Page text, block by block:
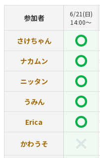
参加者
6/21(日)
14:00〜
さけちゃん
ナカムン
ニッタン
うみん
Erica
かわうそ